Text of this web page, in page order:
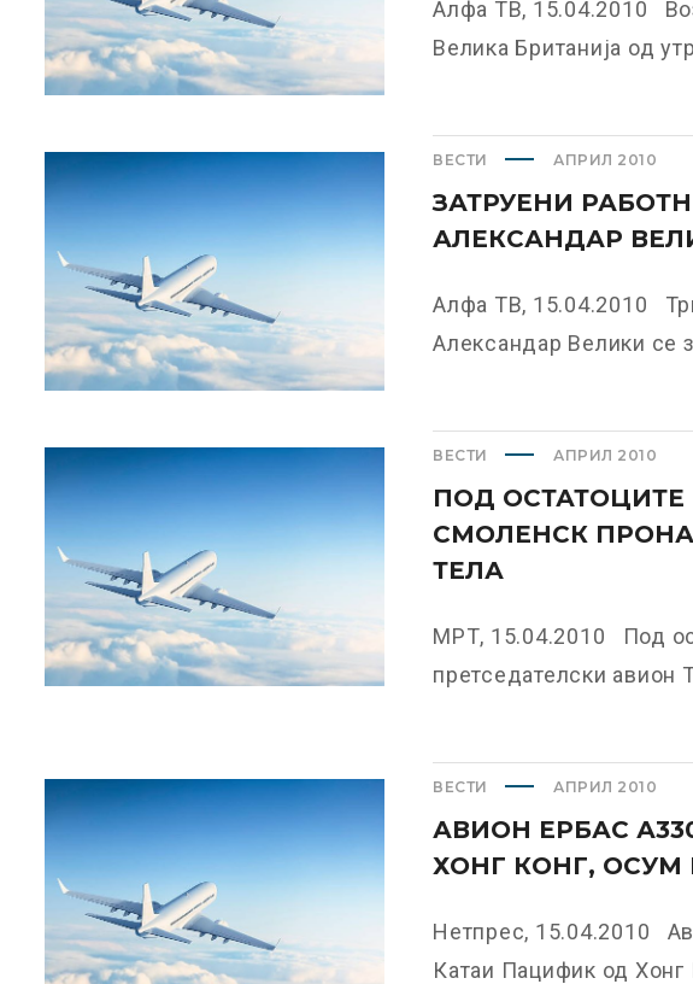
Алфа ТВ, 15.04.2010
Велика Британија од
ВЕСТИ АПРИЛ 2010
ЗАТРУЕНИ
АЛЕКСАНДАР
Алфа ТВ, 15.04.2010
Александар Велики се
ВЕСТИ АПРИЛ 2010
ПОД
СМОЛЕНСК
ТЕЛА
МРТ, 15.04.2010 Под
претседателски авион
ВЕСТИ АПРИЛ 2010
АВИОН ЕРБАС
ХОНГ КОНГ, ОСУМ
Нетпрес, 15.04.2010
Катаи Пацифик од Хонг